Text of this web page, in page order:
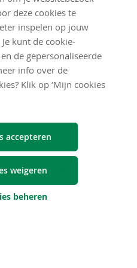
deze cookies te
inspelen op jouw
kunt de cookie-
de gepersonaliseerde
info over de
Klik op ‘Mijn cookies
accepteren
weigeren
beheren
hebt)
en radiografieën
en je polisnummer
die je neemt en eventuele
je zie­ken­
(of werk­loos­